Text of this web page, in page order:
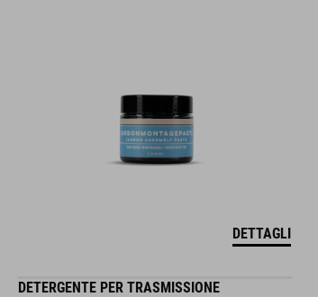
DETTAGLI
DETERGENTE PER TRASMISSIONE